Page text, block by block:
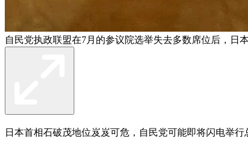
自民党执政联盟在7月的参议院选举失去多数席位后，日
日本首相石破茂地位岌岌可危，自民党可能即将闪电举